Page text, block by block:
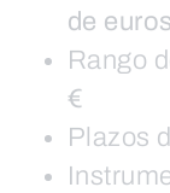
de euros
Rango
€
Plazos